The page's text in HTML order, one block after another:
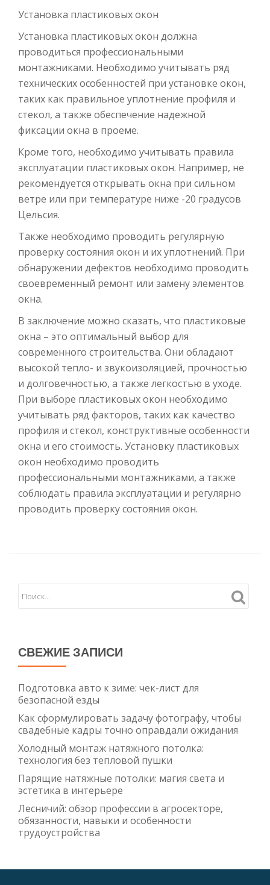
Установка пластиковых окон
Установка пластиковых окон должна
проводиться профессиональными
монтажниками. Необходимо учитывать ряд
технических особенностей при установке окон,
таких как правильное уплотнение профиля и
стекол, а также обеспечение надежной
фиксации окна в проеме.
Кроме того, необходимо учитывать правила
эксплуатации пластиковых окон. Например, не
рекомендуется открывать окна при сильном
ветре или при температуре ниже -20 градусов
Цельсия.
Также необходимо проводить регулярную
проверку состояния окон и их уплотнений. При
обнаружении дефектов необходимо проводить
своевременный ремонт или замену элементов
окна.
В заключение можно сказать, что пластиковые
окна – это оптимальный выбор для
современного строительства. Они обладают
высокой тепло- и звукоизоляцией, прочностью
и долговечностью, а также легкостью в уходе.
При выборе пластиковых окон необходимо
учитывать ряд факторов, таких как качество
профиля и стекол, конструктивные особенности
окна и его стоимость. Установку пластиковых
окон необходимо проводить
профессиональными монтажниками, а также
соблюдать правила эксплуатации и регулярно
проводить проверку состояния окон.
СВЕЖИЕ ЗАПИСИ
Подготовка авто к зиме: чек-лист для
безопасной езды
Как сформулировать задачу фотографу, чтобы
свадебные кадры точно оправдали ожидания
Холодный монтаж натяжного потолка:
технология без тепловой пушки
Парящие натяжные потолки: магия света и
эстетика в интерьере
Лесничий: обзор профессии в агросекторе,
обязанности, навыки и особенности
трудоустройства